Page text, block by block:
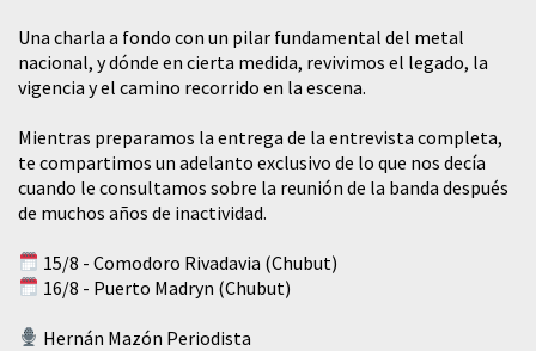
​Una charla a fondo con un pilar fundamental del metal
nacional, y dónde en cierta medida, revivimos el legado, la
vigencia y el camino recorrido en la escena.
Mientras preparamos la entrega de la entrevista completa,
te compartimos un adelanto exclusivo de lo que nos decía
cuando le consultamos sobre la reunión de la banda después
de muchos años de inactividad.
15/8 - Comodoro Rivadavia (Chubut)
16/8 - Puerto Madryn (Chubut)
Hernán Mazón Periodista